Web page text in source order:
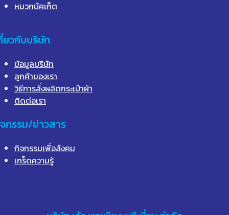
หมวกบัคเก็ต
ยวกับบริษัท
ข้อมูลบริษัท
ลูกค้าของเรา
วิธีการสั่งผลิตกระเป๋าผ้า
ติดต่อเรา
กรรม/ข่าวสาร
กิจกรรมเพื่อสังคม
เกร็ดความรู้